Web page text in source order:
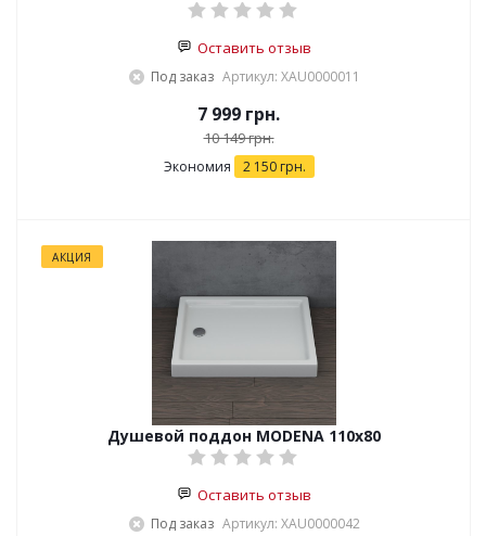
Оставить отзыв
Под заказ Артикул: XАU0000011
7 999 грн.
10 149грн.
Экономия 2 150грн.
АКЦИЯ
Душевой поддон MODENA 110х80
Оставить отзыв
Под заказ Артикул: XАU0000042